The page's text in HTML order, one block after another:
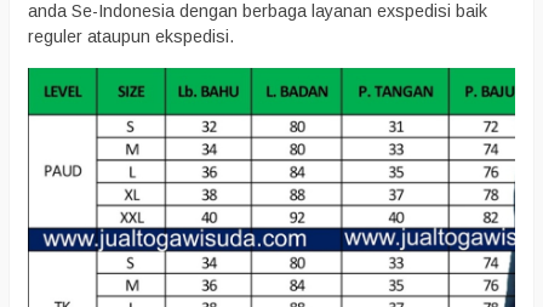
anda Se-Indonesia dengan berbaga layanan exspedisi baik
reguler ataupun ekspedisi.